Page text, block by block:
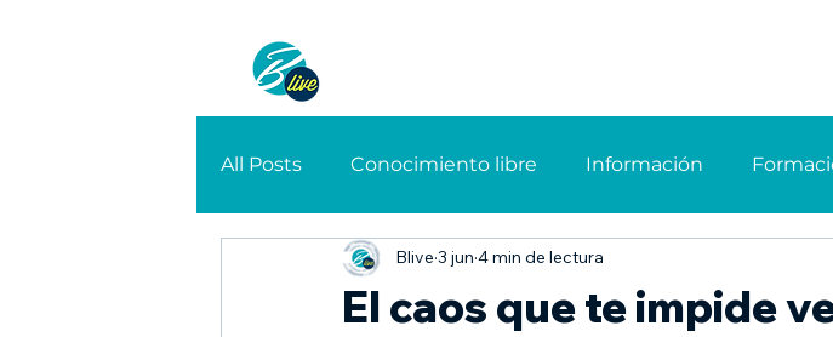
All Posts Conocimiento libre Información
Organización y gestión
El caos que te impide
Blive 3 jun 4 min de lectura